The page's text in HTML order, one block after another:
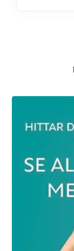
Jultallrik
På
12.00 och
bordet,
därefter